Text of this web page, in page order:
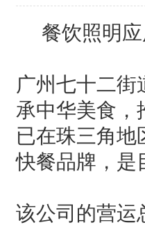
餐饮照明
广州七十二街
承中华美食，
已在珠三角地
快餐品牌，是
该公司的营运